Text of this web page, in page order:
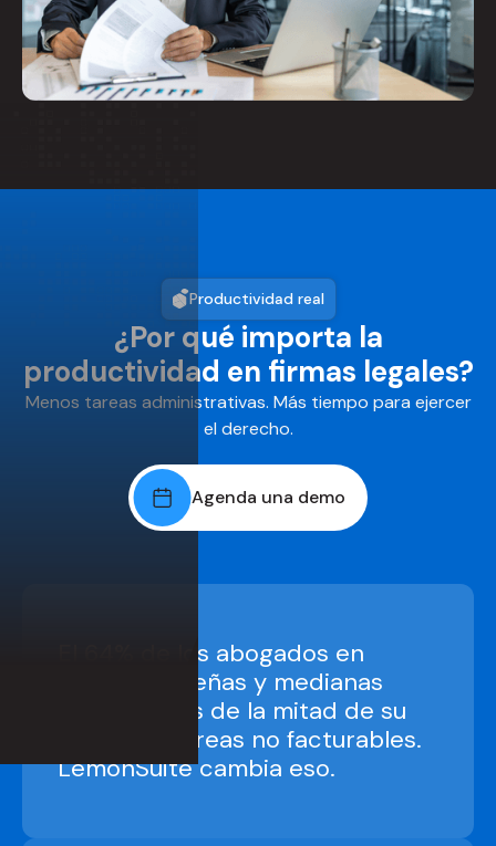
Productividad real
¿Por qué importa la
productividad en firmas legales?
Menos tareas administrativas. Más tiempo para ejercer
el derecho.
Agenda una demo
El 64% de los abogados en
firmas pequeñas y medianas
dedican más de la mitad de su
jornada a tareas no facturables.
LemonSuite cambia eso.